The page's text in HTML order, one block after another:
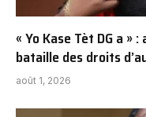
« Yo Kase Tèt DG a »
bataille des droits
août 1, 2026